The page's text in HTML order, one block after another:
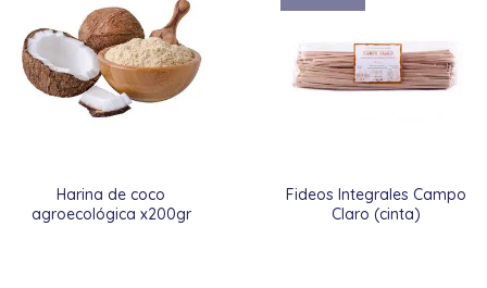
Harina de coco
agroecológica x200gr
Fideos Integrales Campo
Claro (cinta)